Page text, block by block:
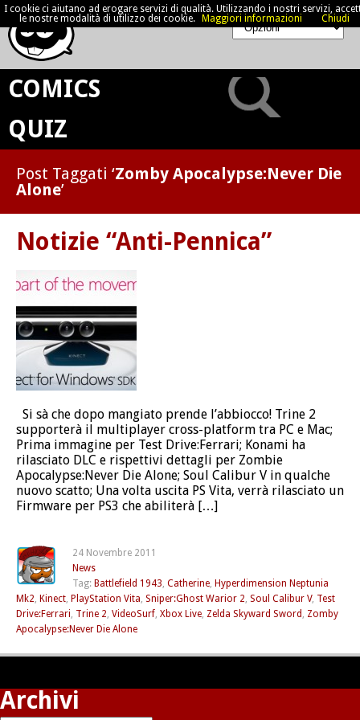
COMICS
QUIZ
Post Taggati ‘Zomby Apocalypse:Never Die
Alone’
Notizie “Anti-Pennica”
Si sà che dopo mangiato prende l’abbiocco! Trine 2
supporterà il multiplayer cross-platform tra PC e Mac;
Prima immagine per Test Drive:Ferrari; Konami ha
rilasciato DLC e rispettivi dettagli per Zombie
Apocalypse:Never Die Alone; Soul Calibur V in qualche
nuovo scatto; Una volta uscita PS Vita, verrà rilasciato un
Firmware per PS3 che abiliterà […]
24 Novembre 2011
News
Tag: Battlefield 1943, Catherine, Hyperdimension Neptunia
Mk2, Kinect, PlayStation Vita, Sniper:Ghost Warior 2, Soul Calibur V, Test
Drive:Ferrari, Trine 2, VideoSurf, Xbox Live, Zelda Skyward Sword , Zomby
Apocalypse:Never Die Alone
Archivi
I cookie ci aiutano ad erogare servizi di qualità. Utilizzando i nostri servizi,
le nostre modalità di utilizzo dei cookie.
Maggiori informazioni Chiudi